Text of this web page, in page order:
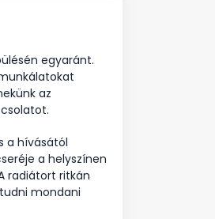
egyaránt.
az
a hívásától
a helyszínen
radiátort ritkán
mondani